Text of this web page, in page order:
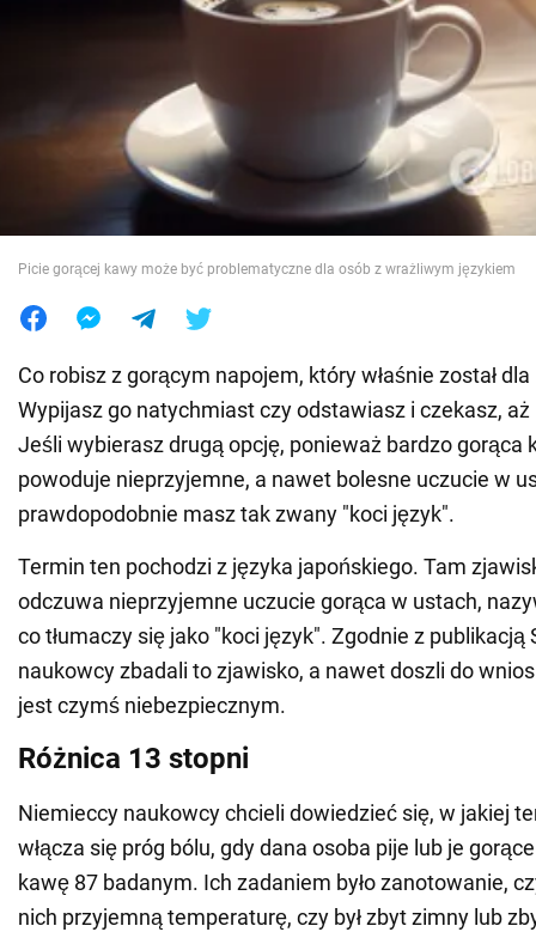
Wojna na Ukrainie
Jedzenie
Picie gorącej kawy może być problematyczne dla osób z wrażliwym językiem
Co robisz z gorącym napojem, który właśnie został
Wypijasz go natychmiast czy odstawiasz i czekasz,
Jeśli wybierasz drugą opcję, ponieważ bardzo gorąca
powoduje nieprzyjemne, a nawet bolesne uczucie w
prawdopodobnie masz tak zwany "koci język".
Termin ten pochodzi z języka japońskiego. Tam
odczuwa nieprzyjemne uczucie gorąca w ustach,
co tłumaczy się jako "koci język". Zgodnie z publikacją
naukowcy zbadali to zjawisko, a nawet doszli do
jest czymś niebezpiecznym.
Różnica 13 stopni
Niemieccy naukowcy chcieli dowiedzieć się, w jakiej
włącza się próg bólu, gdy dana osoba pije lub je
kawę 87 badanym. Ich zadaniem było zanotowanie,
nich przyjemną temperaturę, czy był zbyt zimny lub